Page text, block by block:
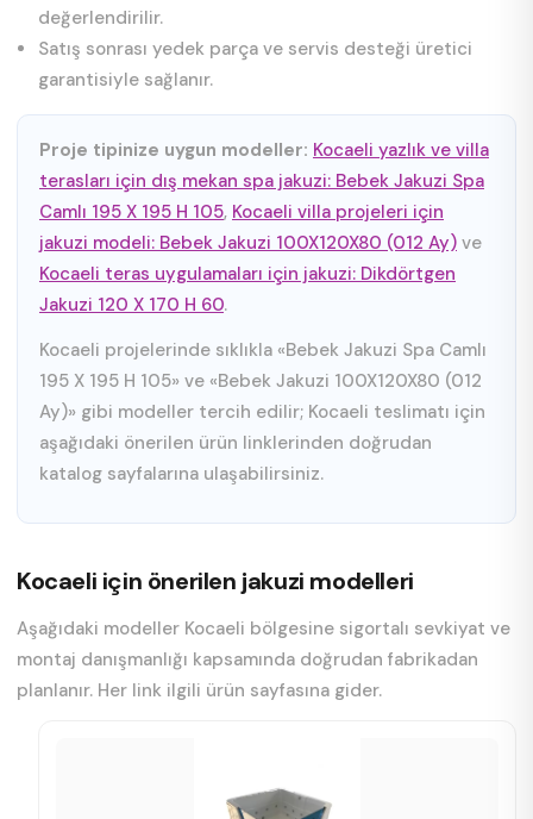
değerlendirilir.
Satış sonrası yedek parça ve servis desteği üretici
garantisiyle sağlanır.
Proje tipinize uygun modeller: Kocaeli yazlık ve villa
terasları için dış mekan spa jakuzi: Bebek Jakuzi Spa
Camlı 195 X 195 H 105, Kocaeli villa projeleri için
jakuzi modeli: Bebek Jakuzi 100X120X80 (012 Ay) ve
Kocaeli teras uygulamaları için jakuzi: Dikdörtgen
Jakuzi 120 X 170 H 60.
Kocaeli projelerinde sıklıkla «Bebek Jakuzi Spa Camlı
195 X 195 H 105» ve «Bebek Jakuzi 100X120X80 (012
Ay)» gibi modeller tercih edilir; Kocaeli teslimatı için
aşağıdaki önerilen ürün linklerinden doğrudan
katalog sayfalarına ulaşabilirsiniz.
Kocaeli için önerilen jakuzi modelleri
Aşağıdaki modeller Kocaeli bölgesine sigortalı sevkiyat ve
montaj danışmanlığı kapsamında doğrudan fabrikadan
planlanır. Her link ilgili ürün sayfasına gider.